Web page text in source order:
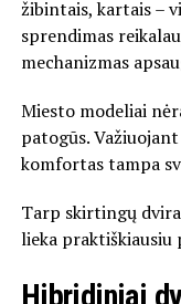
žibintais, kartais –
sprendimas
mechanizmas
Miesto modeliai
patogūs.
komfortas tampa
Tarp skirtingų
lieka praktiškiausiu
Hibridiniai